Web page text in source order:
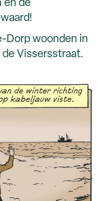
en de
Dorp woonden in
Vissersstraat.